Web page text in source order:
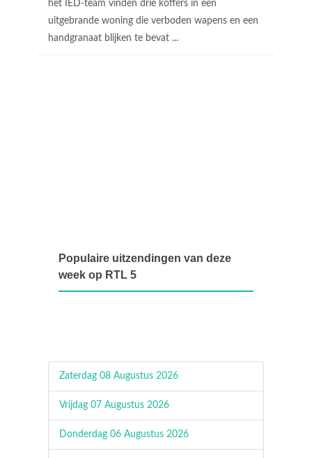
het IED-team vinden drie koffers in een
uitgebrande woning die verboden wapens en een
handgranaat blijken te bevat ...
Populaire uitzendingen van deze
week op RTL 5
Zaterdag 08 Augustus 2026
Vrijdag 07 Augustus 2026
Donderdag 06 Augustus 2026